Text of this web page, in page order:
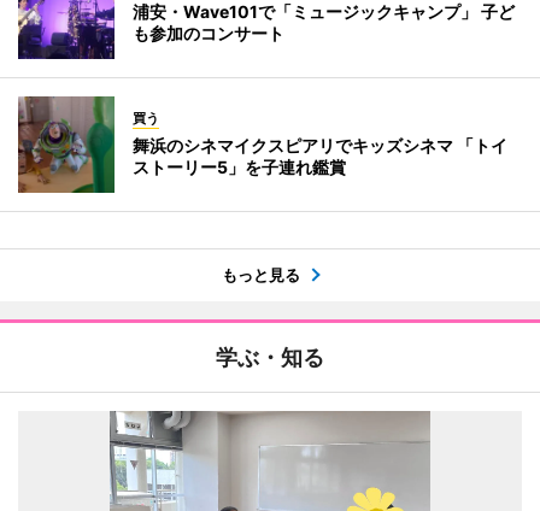
浦安・Wave101で「ミュージックキャンプ」 子ど
も参加のコンサート
買う
舞浜のシネマイクスピアリでキッズシネマ 「トイ
ストーリー5」を子連れ鑑賞
もっと見る
学ぶ・知る